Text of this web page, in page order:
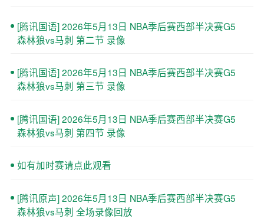
[腾讯国语] 2026年5月13日 NBA季后赛西部半决赛G5
森林狼vs马刺 第二节 录像
[腾讯国语] 2026年5月13日 NBA季后赛西部半决赛G5
森林狼vs马刺 第三节 录像
[腾讯国语] 2026年5月13日 NBA季后赛西部半决赛G5
森林狼vs马刺 第四节 录像
如有加时赛请点此观看
[腾讯原声] 2026年5月13日 NBA季后赛西部半决赛G5
森林狼vs马刺 全场录像回放